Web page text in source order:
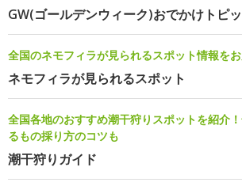
GW(ゴールデンウィーク)おでかけトピ
全国のネモフィラが見られるスポット情報を
ネモフィラが見られるスポット
全国各地のおすすめ潮干狩りスポットを紹介
るもの採り方のコツも
潮干狩りガイド